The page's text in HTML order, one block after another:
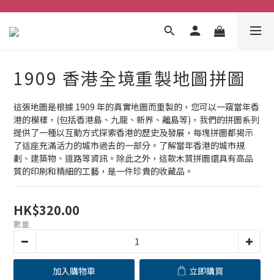
1909 香港全境重製地圖拼圖
這張地圖是根據 1909 年的真實地圖而重製的，您可以一窺當年香
港的模樣，(包括香港島、九龍、新界、離島等)，我們的拼圖系列
提供了一種以互動方式探索香港的歷史及發展，每塊拼圖都揭示
了這座充滿活力的城市過去的一部分。了解當年香港的城市規
劃、建築物、道路等資訊。除此之外，這款木質拼圖還具有高品
質的印刷和精細的工藝，是一件珍貴的收藏品。
HK$320.00
數量
加入購物車 立即購買